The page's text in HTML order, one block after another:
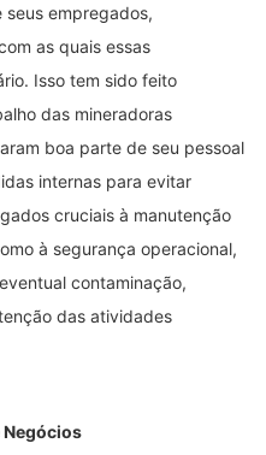
empregados,
as quais essas
Isso tem sido feito
das mineradoras
boa parte de seu pessoal
internas para evitar
cruciais à manutenção
à segurança operacional,
contaminação,
das atividades